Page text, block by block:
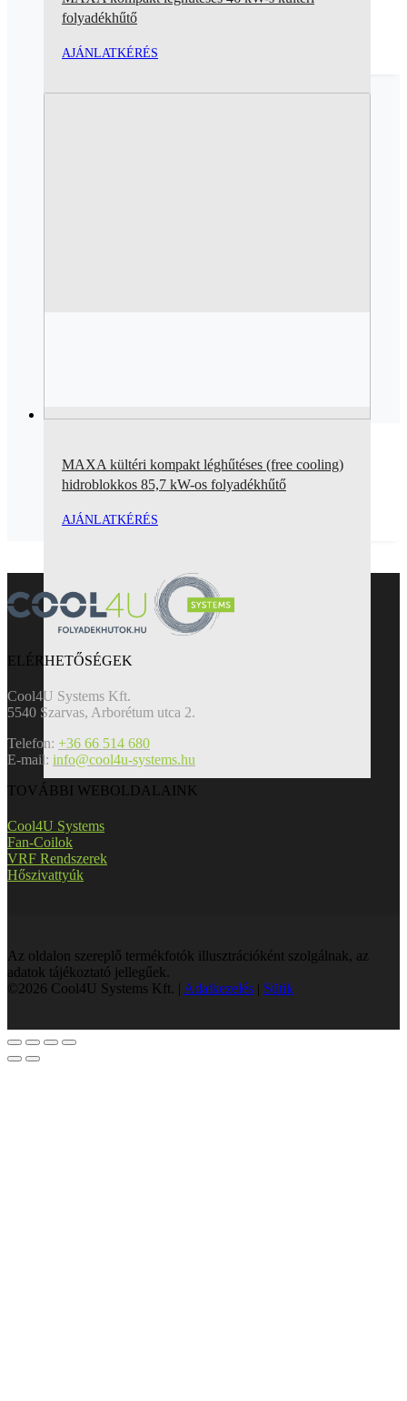
folyadékhűtő
AJÁNLATKÉRÉS
MAXA kültéri kompakt léghűtéses (free cooling)
hidroblokkos 85,7 kW-os folyadékhűtő
AJÁNLATKÉRÉS
ELÉRHETŐSÉGEK
Cool4U Systems Kft.
5540 Szarvas, Arborétum utca 2.
Telefon: +36 66 514 680
E-mail: info@cool4u-systems.hu
TOVÁBBI WEBOLDALAINK
Cool4U Systems
Fan-Coilok
VRF Rendszerek
Hőszivattyúk
Az oldalon szereplő termékfotók illusztrációként szolgálnak, az
adatok tájékoztató jellegűek.
©2026 Cool4U Systems Kft. | Adatkezelés | Sütik